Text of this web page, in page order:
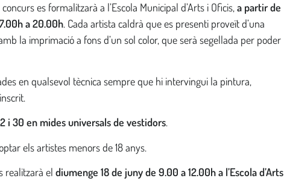
es formalitzarà a l’Escola Municipal d’Arts i Oficis,a partir de
a 20.00h. Cada artista caldrà que es presenti proveït d’una
la imprimació a fons d’un sol color, que serà segellada per poder
en qualsevol tècnica sempre que hi intervingui la pintura,
i 30 en mides universals de vestidors.
els artistes menors de 18 anys.
realitzarà el diumenge 18 de junyde 9.00 a 12.00h a l’Escola d’Arts